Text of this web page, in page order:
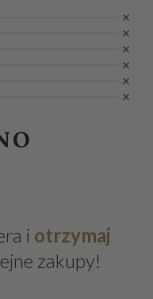
i otrzymaj
zakupy!